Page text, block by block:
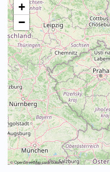
+
−
©OpenStreetMapcontributors